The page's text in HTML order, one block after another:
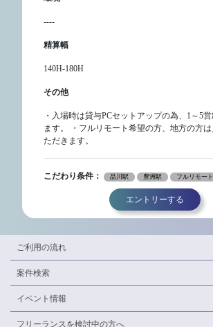
----
精算幅
140H-180H
その他
・入場時は貸与PCセットアップの為、1～5
ます。 ・フルリモート希望の方、地方の方
ただきます。
こだわり条件： 品川駅 豊洲駅 フルリモート
エントリーする
ご利用の流れ
案件検索
イベント情報
フリーランスを検討中の方へ